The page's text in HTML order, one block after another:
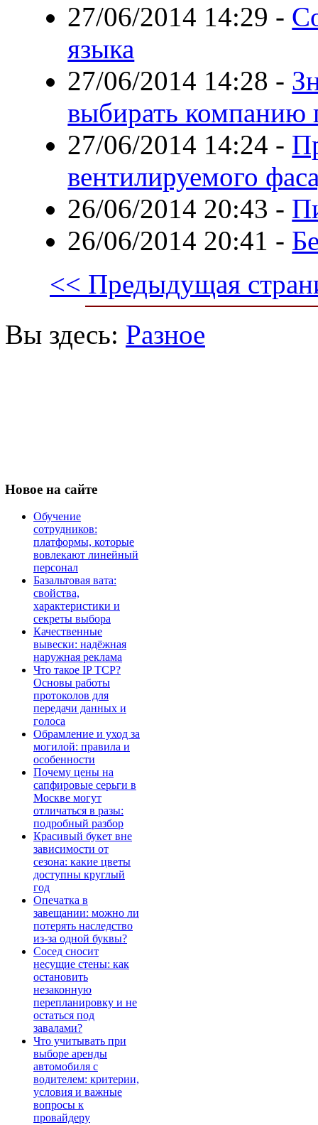
27/06/2014 14:29 -
языка
27/06/2014 14:28 -
выбирать компанию
27/06/2014 14:24 -
вентилируемого
26/06/2014 20:43 -
26/06/2014 20:41 -
<< Предыдущая
Вы здесь: Разное
Новое на сайте
Обучение
сотрудников:
платформы, которые
вовлекают линейный
персонал
Базальтовая вата:
свойства,
характеристики и
секреты выбора
Качественные
вывески: надёжная
наружная реклама
Что такое IP TCP?
Основы работы
протоколов для
передачи данных и
голоса
Обрамление и уход за
могилой: правила и
особенности
Почему цены на
сапфировые серьги в
Москве могут
отличаться в разы:
подробный разбор
Красивый букет вне
зависимости от
сезона: какие цветы
доступны круглый
год
Опечатка в
завещании: можно ли
потерять наследство
из-за одной буквы?
Сосед сносит
несущие стены: как
остановить
незаконную
перепланировку и не
остаться под
завалами?
Что учитывать при
выборе аренды
автомобиля с
водителем: критерии,
условия и важные
вопросы к
провайдеру